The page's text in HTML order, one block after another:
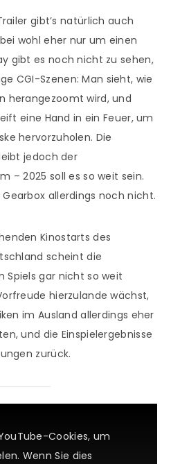
gibt’s natürlich auch
wohl eher nur um einen
gibt es noch nicht zu sehen,
CGI-Szenen: Man sieht, wie
herangezoomt wird, und
eine Hand in ein Feuer, um
hervorzuholen. Die
jedoch der
– 2025 soll es so weit sein.
allerdings noch nicht.
Kinostarts des
scheint die
Spiels gar nicht so weit
hierzulande wächst,
im Ausland allerdings eher
und die Einspielergebnisse
zurück.
Cookies, um
Wenn Sie dies